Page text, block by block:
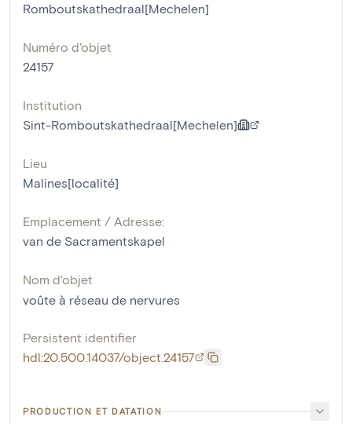
Romboutskathedraal[Mechelen]
Numéro d'objet
24157
Institution
Sint-Romboutskathedraal[Mechelen]
Lieu
Malines[localité]
Emplacement / Adresse:
van de Sacramentskapel
Nom d'objet
voûte à réseau de nervures
Persistent identifier
hdl:20.500.14037/object.24157
PRODUCTION ET DATATION